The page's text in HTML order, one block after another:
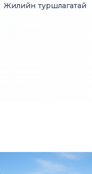
Жилийн туршлагатай